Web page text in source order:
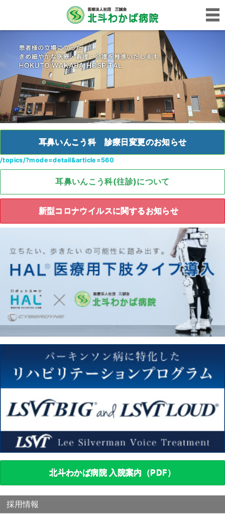
耳鼻いんこう科 診療日変更のお知らせ
/topics/?mode=detail&article=560
耳鼻いんこう科(往診)について
新型コロナウイルスに関するお知らせ
北斗わかば病院 入院案内（PDF）
採用情報